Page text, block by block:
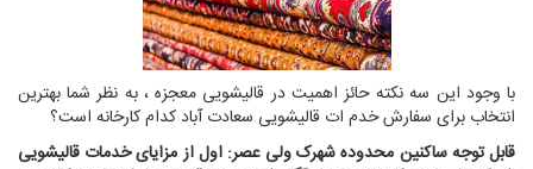
با وجود این سه نکته حائز اهمیت در قالیشویی معجزه ، به نظر شما بهترین
انتخاب برای سفارش خدم ات قالیشویی سعادت آباد کدام کارخانه است؟
قابل توجه ساکنین محدوده شهرک ولی عصر: اول از مزایای خدمات قالیشویی